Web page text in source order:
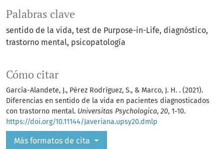
Palabras clave
sentido de la vida test de Purpose-in-Life diagnóstico
trastorno mental psicopatología
Cómo citar
García-Alandete, J., Pérez Rodríguez, S., & Marco, J. H. . (2021).
Diferencias en sentido de la vida en pacientes diagnosticados
con trastorno mental. Universitas Psychologica, 20, 1-10.
https://doi.org/10.11144/Javeriana.upsy20.dmlp
Más formatos de cita